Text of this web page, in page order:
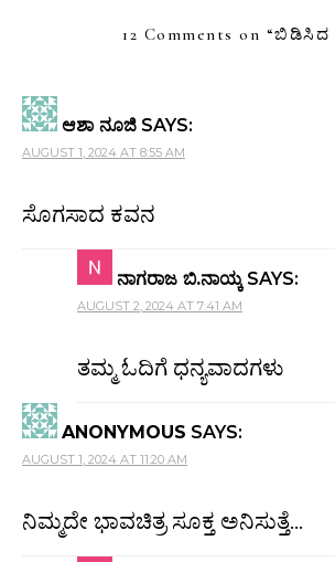
12 Comments on “ಬಿಡಿಸಿದ
ಆಶಾ ನೂಜಿ SAYS:
AUGUST 1, 2024 AT 8:55 AM
ಸೊಗಸಾದ ಕವನ
ನಾಗರಾಜ ಬಿ.ನಾಯ್ಕ SAYS:
AUGUST 2, 2024 AT 7:41 AM
ತಮ್ಮ ಓದಿಗೆ ಧನ್ಯವಾದಗಳು
ANONYMOUS SAYS:
AUGUST 1, 2024 AT 11:20 AM
ನಿಮ್ಮದೇ ಭಾವಚಿತ್ರ ಸೂಕ್ತ ಅನಿಸುತ್ತೆ…